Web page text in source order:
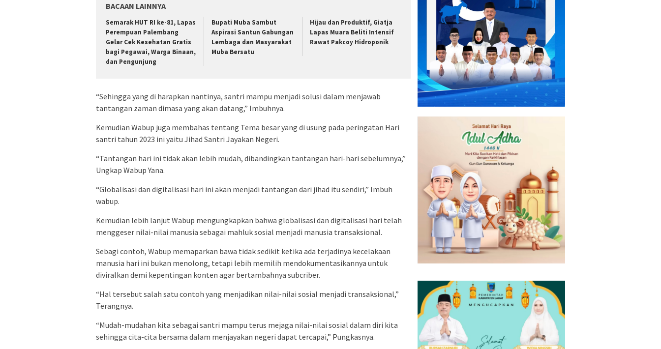
BACAAN LAINNYA
Semarak HUT RI ke-81, Lapas
Perempuan Palembang
Gelar Cek Kesehatan Gratis
bagi Pegawai, Warga Binaan,
dan Pengunjung
Bupati Muba Sambut
Aspirasi Santun Gabungan
Lembaga dan Masyarakat
Muba Bersatu
Hijau dan Produktif, Giatja
Lapas Muara Beliti Intensif
Rawat Pakcoy Hidroponik
“Sehingga yang di harapkan nantinya, santri mampu menjadi solusi dalam menjawab
tantangan zaman dimasa yang akan datang,” Imbuhnya.
Kemudian Wabup juga membahas tentang Tema besar yang di usung pada peringatan Hari
santri tahun 2023 ini yaitu Jihad Santri Jayakan Negeri.
“Tantangan hari ini tidak akan lebih mudah, dibandingkan tantangan hari-hari sebelumnya,”
Ungkap Wabup Yana.
“Globalisasi dan digitalisasi hari ini akan menjadi tantangan dari jihad itu sendiri,” Imbuh
wabup.
Kemudian lebih lanjut Wabup mengungkapkan bahwa globalisasi dan digitalisasi hari telah
menggeser nilai-nilai manusia sebagai mahluk sosial menjadi manusia transaksional.
Sebagi contoh, Wabup memaparkan bawa tidak sedikit ketika ada terjadinya kecelakaan
manusia hari ini bukan menolong, tetapi lebih memilih mendokumentasikannya untuk
diviralkan demi kepentingan konten agar bertambahnya subcriber.
“Hal tersebut salah satu contoh yang menjadikan nilai-nilai sosial menjadi transaksional,”
Terangnya.
“Mudah-mudahan kita sebagai santri mampu terus mejaga nilai-nilai sosial dalam diri kita
sehingga cita-cita bersama dalam menjayakan negeri dapat tercapai,” Pungkasnya.